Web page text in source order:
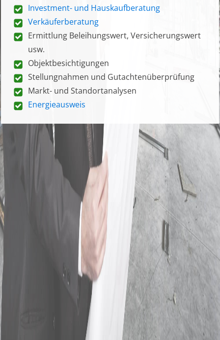
Investment- und Hauskaufberatung
Verkäuferberatung
Ermittlung Beleihungswert, Versicherungswert
usw.
Objektbesichtigungen
Stellungnahmen und Gutachtenüberprüfung
Markt- und Standortanalysen
Energieausweis